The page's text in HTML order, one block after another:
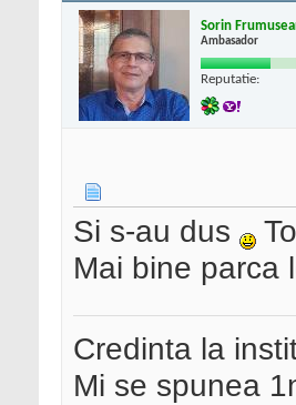
Sorin
Ambasador
Reputatie:
Si s-au dus
Mai bine parca
Credinta la
Mi se spunea